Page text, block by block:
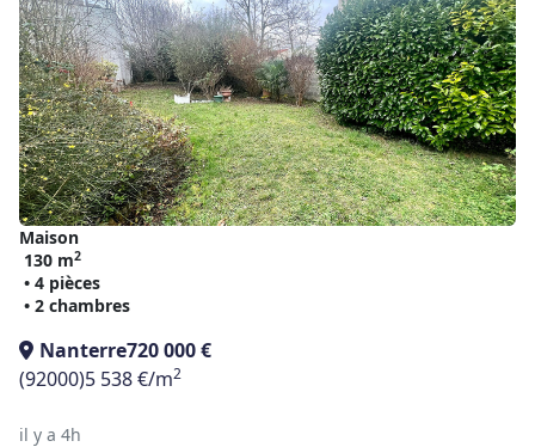
Maison
130 m2
• 4 pièces
• 2 chambres
Nanterre720 000 €
(92000)5 538 €/m2
il y a 4h